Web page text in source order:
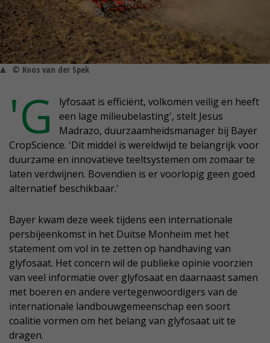
© Koos van der Spek
'G
lyfosaat is efficiënt, volkomen veilig en heeft
een lage milieubelasting', stelt Jesus
Madrazo, duurzaamheidsmanager bij Bayer
CropScience. 'Dit middel is wereldwijd te belangrijk voor
duurzame en innovatieve teeltsystemen om zomaar te
laten verdwijnen. Bovendien is er voorlopig geen goed
alternatief beschikbaar.'
Bayer kwam deze week tijdens een internationale
persbijeenkomst in het Duitse Monheim met het
statement om vol in te zetten op handhaving van
glyfosaat. Het concern wil de publieke opinie voorzien
van veel informatie over glyfosaat en daarnaast samen
met boeren en andere vertegenwoordigers van de
internationale landbouwgemeenschap een soort
coalitie vormen om het belang van glyfosaat uit te
dragen.